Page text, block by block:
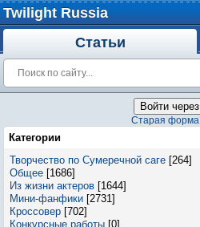
Twilight Russia
Статьи
Войти
Старая форма
Категории
Творчество по Сумеречной саге [264]
Общее [1686]
Из жизни актеров [1644]
Мини-фанфики [2731]
Кроссовер [702]
Конкурсные работы [0]